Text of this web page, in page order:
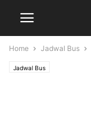
Home Jadwal Bus
Jadwal Bus